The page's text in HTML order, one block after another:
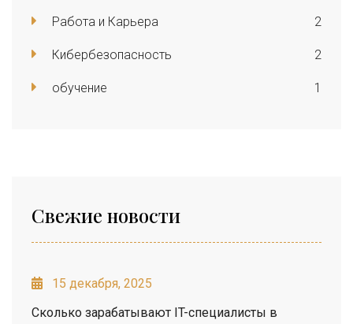
Работа и Карьера 2
Кибербезопасность 2
обучение 1
Свежие новости
15 декабря, 2025
Сколько зарабатывают IT-специалисты в